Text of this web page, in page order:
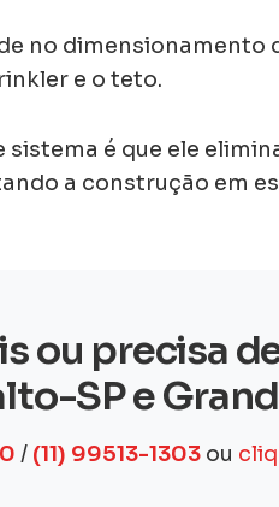
no
e o teto.
é que ele
a construção em
ou precisa
SP e
/ (11) 99513-1303 ou